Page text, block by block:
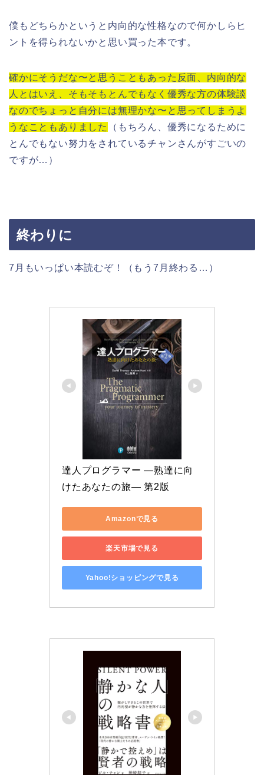
僕もどちらかというと内向的な性格なので何かしらヒ
ントを得られないかと思い買った本です。
確かにそうだな〜と思うこともあった反面、内向的な
人とはいえ、そもそもとんでもなく優秀な方の体験談
なのでちょっと自分には無理かな〜と思ってしまうよ
うなこともありました
（もちろん、優秀になるために
とんでもない努力をされているチャンさんがすごいの
ですが…）
終わりに
7月もいっぱい本読むぞ！（もう7月終わる…）
達人プログラマー ―熟達に向
けたあなたの旅― 第2版
Amazonで見る
楽天市場で見る
Yahoo!ショッピングで見る